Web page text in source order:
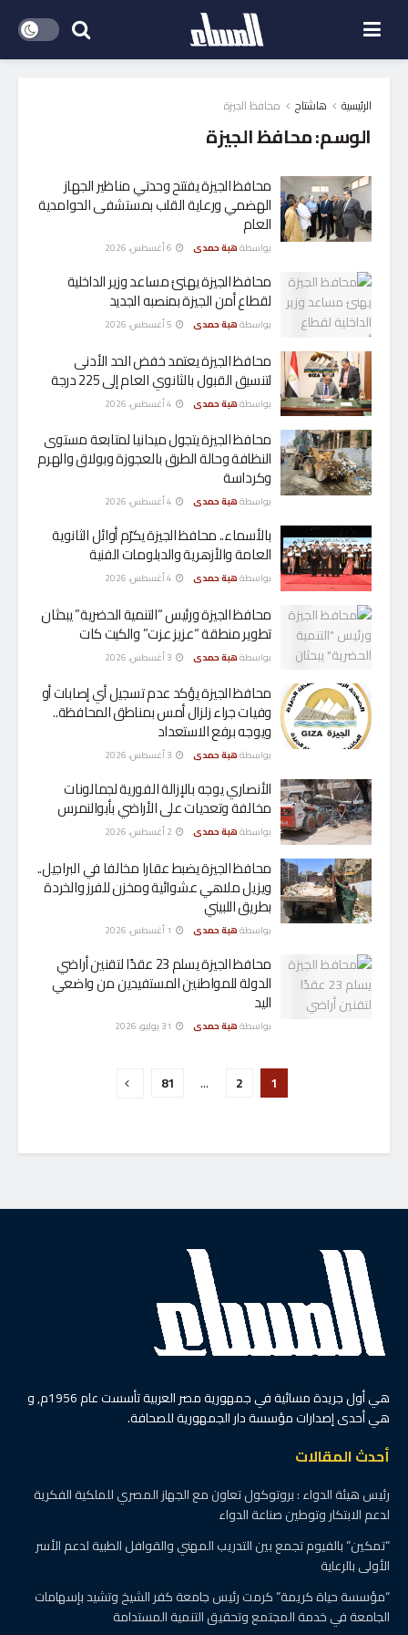
الرئيسية هاشتاج محافظ الجيزة
الوسم:محافظ الجيزة
محافظ الجيزة يفتتح وحدتي مناظير الجهاز
الهضمي ورعاية القلب بمستشفى الحوامدية
العام
بواسطةهبة حمدى
محافظ الجيزة يهنئ مساعد وزير الداخلية
لقطاع أمن الجيزة بمنصبه الجديد
بواسطةهبة حمدى
محافظ الجيزة يعتمد خفض الحد الأدنى
لتنسيق القبول بالثانوي العام إلى 225 درجة
بواسطةهبة حمدى
محافظ الجيزة يتجول ميدانيا لمتابعة مستوى
النظافة وحالة الطرق بالعجوزة وبولاق والهرم
وكرداسة
بواسطةهبة حمدى
بالأسماء.. محافظ الجيزة يكرّم أوائل الثانوية
العامة والأزهرية والدبلومات الفنية
بواسطةهبة حمدى
محافظ الجيزة ورئيس “التنمية الحضرية” يبحثان
تطوير منطقة “عزيز عزت” والكيت كات
بواسطةهبة حمدى
محافظ الجيزة يؤكد عدم تسجيل أي إصابات أو
وفيات جراء زلزال أمس بمناطق المحافظة..
ويوجه برفع الاستعداد
بواسطةهبة حمدى
الأنصاري يوجه بالإزالة الفورية لجمالونات
مخالفة وتعديات على الأراضي بأبوالنمرس
بواسطةهبة حمدى
محافظ الجيزة يضبط عقارا مخالفا في البراجيل..
ويزيل ملاهي عشوائية ومخزن للفرز والخردة
بطريق اللبيني
بواسطةهبة حمدى
محافظ الجيزة يسلم 23 عقدًا لتقنين أراضي
الدولة للمواطنين المستفيدين من واضعي
اليد
بواسطةهبة حمدى
1
2
…
81
هي أول جريدة مسائية في جمهورية مصر العربية تأسست عام 1956م, و
هي أحدى إصدارات مؤسسة دار الجمهورية للصحافة.
أحدث المقالات
رئيس هيئة الدواء : بروتوكول تعاون مع الجهاز المصري للملكية الفكرية
لدعم الابتكار وتوطين صناعة الدواء
“تمكين” بالفيوم تجمع بين التدريب المهني والقوافل الطبية لدعم الأسر
الأولى بالرعاية
“مؤسسة حياة كريمة” كرمت رئيس جامعة كفر الشيخ وتشيد بإسهامات
الجامعة في خدمة المجتمع وتحقيق التنمية المستدامة